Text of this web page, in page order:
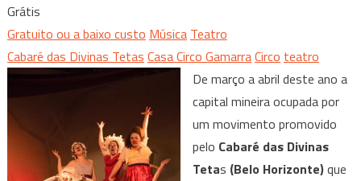
Grátis
Gratuito ou a baixo custo Música Teatro
Cabaré das Divinas Tetas Casa Circo GamarraCirco teatro
De março a abril deste ano a
capital mineira ocupada por
um movimento promovido
pelo Cabaré das Divinas
Tetas (Belo Horizonte)que